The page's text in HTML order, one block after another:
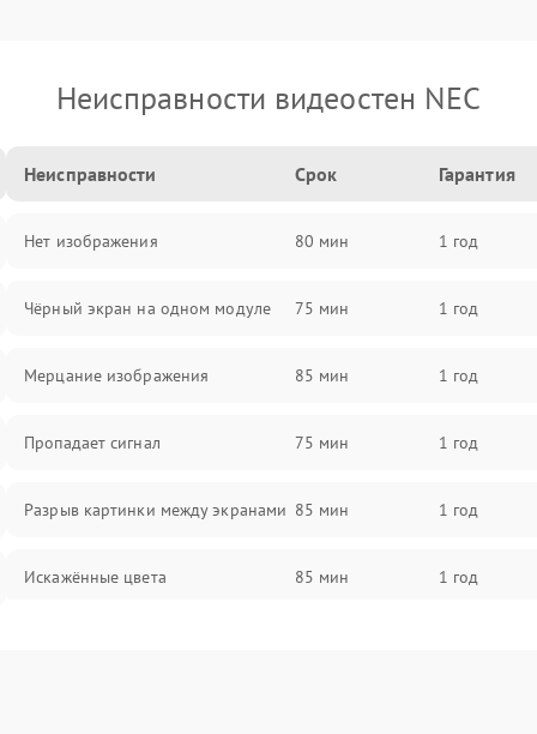
Неисправности видеостен NEC
Неисправности Срок Гарантия
Нет изображения 80 мин 1 год
Чёрный экран на одном модуле 75 мин 1 год
Мерцание изображения 85 мин 1 год
Пропадает сигнал 75 мин 1 год
Разрыв картинки между экранами 85 мин 1 год
Искажённые цвета 85 мин 1 год